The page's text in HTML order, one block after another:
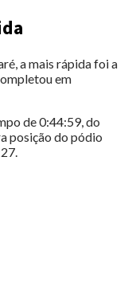
a mais rápida foi a
em
de 0:44:59, do
posição do pódio